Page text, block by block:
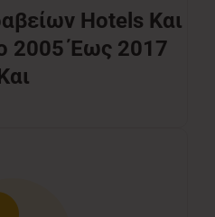
Hotels Και
2005 Έως 2017